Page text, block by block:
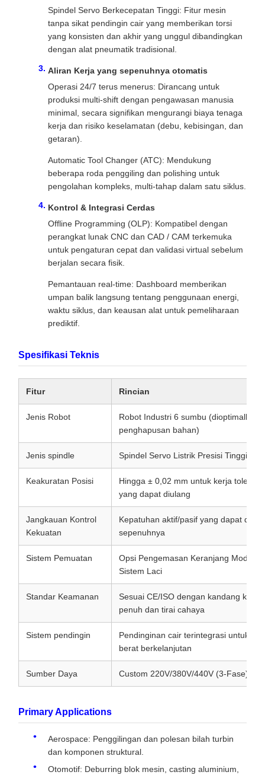
Spindel Servo Berkecepatan Tinggi: Fitur mesin
tanpa sikat pendingin cair yang memberikan torsi
yang konsisten dan akhir yang unggul dibandingkan
dengan alat pneumatik tradisional.
Aliran Kerja yang sepenuhnya otomatis
Operasi 24/7 terus menerus: Dirancang untuk
produksi multi-shift dengan pengawasan manusia
minimal, secara signifikan mengurangi biaya tenaga
kerja dan risiko keselamatan (debu, kebisingan, dan
getaran).
Automatic Tool Changer (ATC): Mendukung
beberapa roda penggiling dan polishing untuk
pengolahan kompleks, multi-tahap dalam satu siklus.
Kontrol & Integrasi Cerdas
Offline Programming (OLP): Kompatibel dengan
perangkat lunak CNC dan CAD / CAM terkemuka
untuk pengaturan cepat dan validasi virtual sebelum
berjalan secara fisik.
Pemantauan real-time: Dashboard memberikan
umpan balik langsung tentang penggunaan energi,
waktu siklus, dan keausan alat untuk pemeliharaan
prediktif.
Spesifikasi Teknis
Fitur Rincian
Jenis Robot
Robot Industri 6 sumbu (dioptimalkan
penghapusan bahan)
Jenis spindle Spindel Servo Listrik Presisi Tinggi
Keakuratan Posisi
Hingga ± 0,02 mm untuk kerja
yang dapat diulang
Jangkauan Kontrol
Kekuatan
Kepatuhan aktif/pasif yang dapat
sepenuhnya
Sistem Pemuatan
Opsi Pengemasan Keranjang Modular
Sistem Laci
Standar Keamanan
Sesuai CE/ISO dengan kandang
penuh dan tirai cahaya
Sistem pendingin
Pendinginan cair terintegrasi untuk
berat berkelanjutan
Sumber Daya Custom 220V/380V/440V (3-Fase)
Primary Applications
Aerospace: Penggilingan dan polesan bilah turbin
dan komponen struktural.
Otomotif: Deburring blok mesin, casting aluminium,